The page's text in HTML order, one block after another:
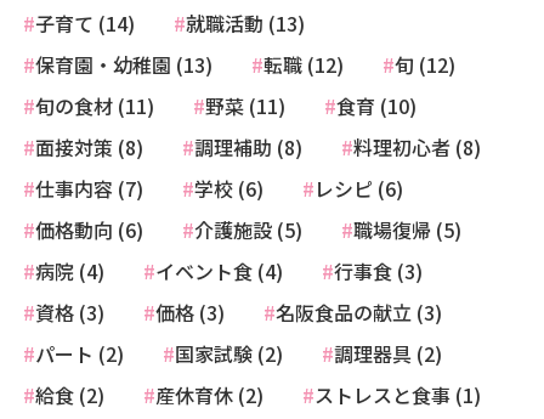
子育て (14)
就職活動 (13)
保育園・幼稚園 (13)
転職 (12)
旬 (12)
旬の食材 (11)
野菜 (11)
食育 (10)
面接対策 (8)
調理補助 (8)
料理初心者 (8)
仕事内容 (7)
学校 (6)
レシピ (6)
価格動向 (6)
介護施設 (5)
職場復帰 (5)
病院 (4)
イベント食 (4)
行事食 (3)
資格 (3)
価格 (3)
名阪食品の献立 (3)
パート (2)
国家試験 (2)
調理器具 (2)
給食 (2)
産休育休 (2)
ストレスと食事 (1)